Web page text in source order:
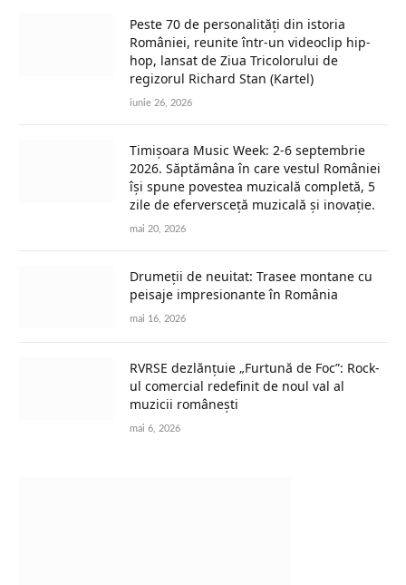
Peste 70 de personalități din istoria
României, reunite într-un videoclip hip-
hop, lansat de Ziua Tricolorului de
regizorul Richard Stan (Kartel)
iunie 26, 2026
Timișoara Music Week: 2-6 septembrie
2026. Săptămâna în care vestul României
își spune povestea muzicală completă, 5
zile de eferversceță muzicală și inovație.
mai 20, 2026
Drumeții de neuitat: Trasee montane cu
peisaje impresionante în România
mai 16, 2026
RVRSE dezlănțuie „Furtună de Foc”: Rock-
ul comercial redefinit de noul val al
muzicii românești
mai 6, 2026